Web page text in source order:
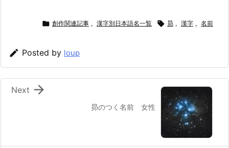
 創作関連記事 , 漢字別日本語名一覧  昴 , 漢字 , 名前
 Posted by loup
昴のつく名前 女性

Next